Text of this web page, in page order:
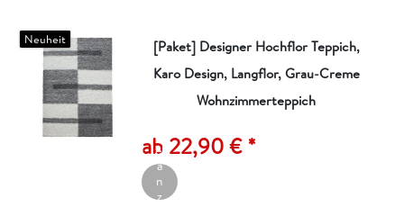
Neuheit
[Paket] Designer Hochflor Teppich,
Karo Design, Langflor, Grau-Creme
Wohnzimmerteppich
ab 22,90 € *
ik
el
a
n
z